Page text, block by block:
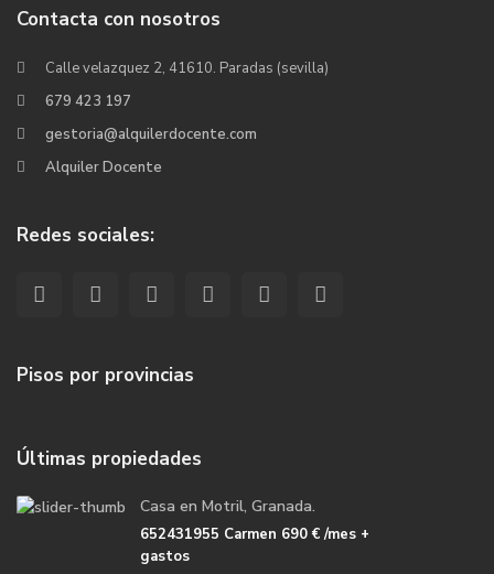
Contacta con nosotros
Calle velazquez 2, 41610. Paradas (sevilla)
679 423 197
gestoria@alquilerdocente.com
Alquiler Docente
Redes sociales:
Pisos por provincias
Últimas propiedades
Casa en Motril, Granada.
652431955 Carmen 690 €/mes +
gastos